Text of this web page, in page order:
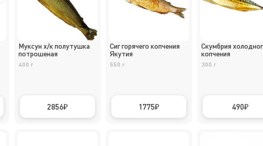
Муксун х/к полутушка
потрошеная
400 г
2856
Сиг горячего копчения
Якутия
550 г
1775
Скумбрия
копчения
300 г
490